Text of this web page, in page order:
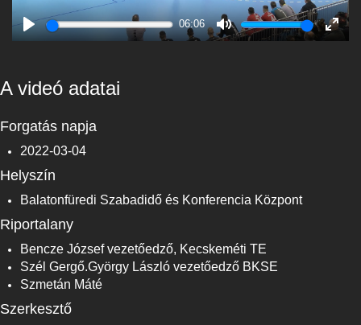
Play
06:06
Mute
Enter
A videó adatai
Forgatás napja
2022-03-04
Helyszín
Balatonfüredi Szabadidő és Konferencia Központ
Riportalany
Bencze József vezetőedző, Kecskeméti TE
Szél Gergő.György László vezetőedző BKSE
Szmetán Máté
Szerkesztő